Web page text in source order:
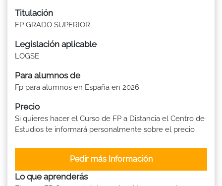
Titulación
FP GRADO SUPERIOR
Legislación aplicable
LOGSE
Para alumnos de
Fp para alumnos en España en 2026
Precio
Si quieres hacer el Curso de FP a Distancia el Centro de
Estudios te informará personalmente sobre el precio
Pedir más Información
Lo que aprenderás